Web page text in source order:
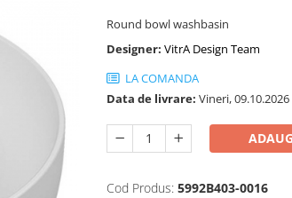
Round bowl washbasin
Designer: VitrA Design Team
LA COMANDA
Data de livrare: Vineri, 09.10.2026
Cod Produs: 5992B403-0016